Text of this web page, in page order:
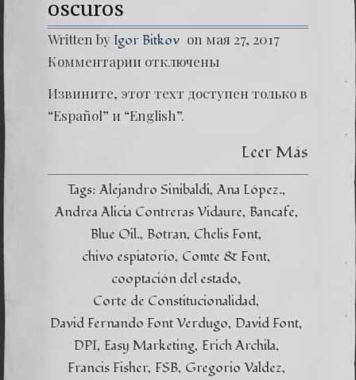
oscuros
Written by Igor Bitkov on мая 27, 2017
Комментарии
oscuros
отключены
Извините, этот техт доступен только в
“Español” и “English”.
Leer Más
Tags: Alejandro Sinibaldi Ana López.
Andrea Alicia Contreras Vidaure Bancafe
Blue Oil. Botran Chelis Font
chivo espiatorio Comte & Font
cooptación del estado
Corte de Constitucionalidad
David Fernando Font Verdugo David Font
DPI Easy Marketing Erich Archila
Francis Fisher FSB Gregorio Valdez